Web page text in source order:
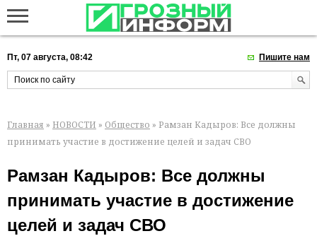
Пт, 07 августа, 08:42 Пишите нам
Главная » НОВОСТИ » Общество » Рамзан Кадыров: Все должны
принимать участие в достижение целей и задач СВО
Рамзан Кадыров: Все должны
принимать участие в достижение
целей и задач СВО